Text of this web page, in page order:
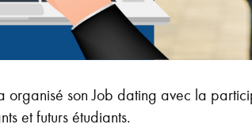
organisé son Job dating avec la
et futurs étudiants.